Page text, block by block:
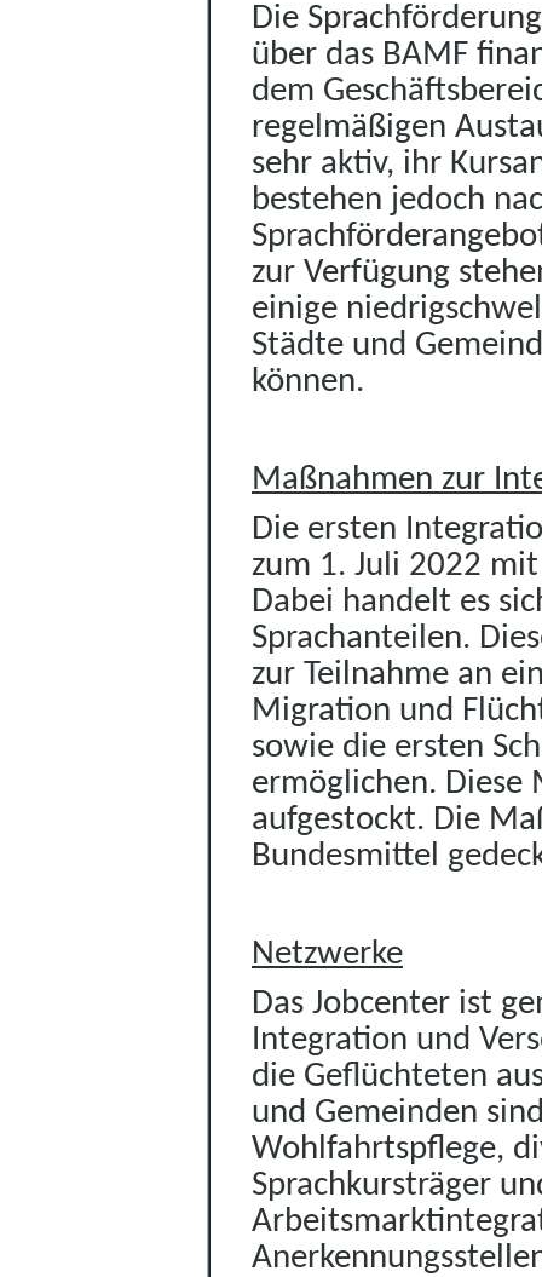
Die
über das BAMF
dem
regelmäßigen
sehr aktiv, ihr
bestehen jedoch
zur Verfügung
einige
Städte und
können.
Maßnahmen zur
Die ersten
zum 1. Juli 2022 mit
Dabei handelt es
Sprachanteilen.
zur Teilnahme an
Migration und
sowie die ersten
ermöglichen. Diese
aufgestockt. Die
Bundesmittel
Netzwerke
Das Jobcenter ist
Integration und
die Geflüchteten
und Gemeinden
Wohlfahrtspflege,
Sprachkursträger